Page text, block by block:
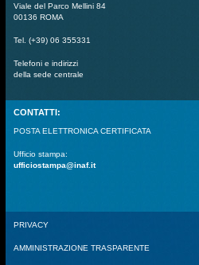
Viale del Parco Mellini 84
00136 ROMA
Tel. (+39) 06 355331
Telefoni e indirizzi
della sede centrale
CONTATTI:
POSTA ELETTRONICA CERTIFICATA
Ufficio stampa:
ufficiostampa@inaf.it
PRIVACY
AMMINISTRAZIONE TRASPARENTE